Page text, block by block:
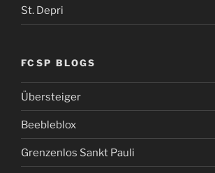
St. Depri
FCSP BLOGS
Übersteiger
Beebleblox
Grenzenlos Sankt Pauli